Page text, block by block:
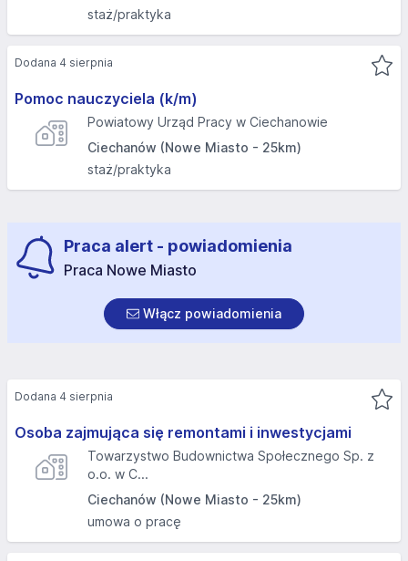
staż/praktyka
Pomoc nauczyciela (k/m)
Powiatowy Urząd Pracy w Ciechanowie
Ciechanów (Nowe Miasto - 25km)
staż/praktyka
Dodana 4 sierpnia
Praca alert - powiadomienia
Praca Nowe Miasto
Włącz powiadomienia
Osoba zajmująca się remontami i inwestycjami
Towarzystwo Budownictwa Społecznego Sp. z
o.o. w C...
Ciechanów (Nowe Miasto - 25km)
umowa o pracę
Dodana 4 sierpnia